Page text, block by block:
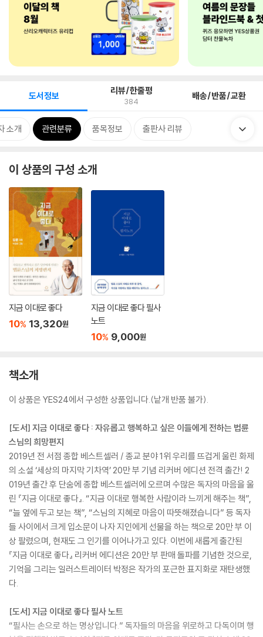
도서정보 리뷰/한줄평
384 배송/반품/교환
소개 관련분류 품목정보 출판사 리뷰
이 상품의 구성 소개
지금 이대로 좋다
10% 13,320원
지금 이대로 좋다 필사
노트
10% 9,000원
책소개
이 상품은 YES24에서 구성한 상품입니다.(낱개 반품 불가).
[도서] 지금 이대로 좋다 : 자유롭고 행복하고 싶은 이들에게 전하는 법륜
스님의 희망편지
2019년 전 서점 종합 베스트셀러 / 종교 분야 1위 우리를 뜨겁게 울린 화제
의 소설 ‘세상의 마지막 기차역’ 20만 부 기념 리커버 에디션 전격 출간! 2
019년 출간 후 단숨에 종합 베스트셀러에 오르며 수많은 독자의 마음을 울
린 『지금 이대로 좋다』. “지금 이대로 행복한 사람이라 느끼게 해주는 책”,
“늘 옆에 두고 보는 책”, “스님의 지혜로 마음이 따뜻해졌습니다” 등 독자
들 사이에서 크게 입소문이 나자 지인에게 선물을 하는 책으로 20만 부 이
상 팔렸으며, 현재도 그 인기를 이어나가고 있다. 이번에 새롭게 출간된
『지금 이대로 좋다』 리커버 에디션은 20만 부 판매 돌파를 기념한 것으로,
기억을 그리는 일러스트레이터 박정은 작가의 포근한 표지화로 재탄생했
다.
[도서] 지금 이대로 좋다 필사 노트
“필사는 손으로 하는 명상입니다.” 독자들의 마음을 위로하고 다독이며 행